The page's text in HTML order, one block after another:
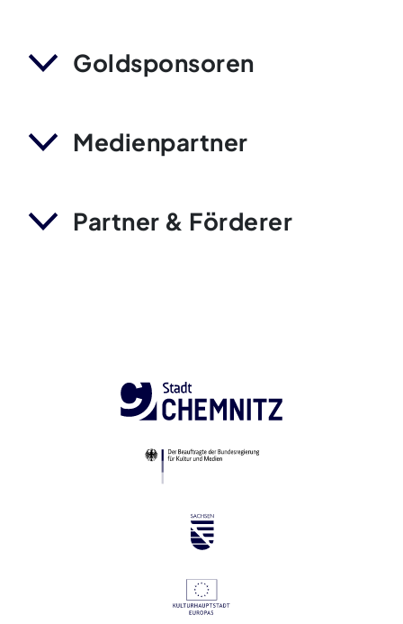
Goldsponsoren
Medienpartner
Partner & Förderer